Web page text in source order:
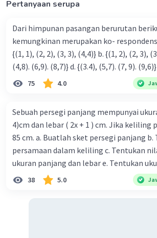
Pertanyaan serupa
Dari himpunan pasangan berurutan
kemungkinan merupakan ko- respondensi satu-satu? a.
{(1, 1), (2, 2), (3, 3), (4,4)} b. {(1, 2), (2, 3), (3, 4). (4,5)} c. {(2,7).
(4,8). (6,9). (8,7)} d. {(3.4), (5,7). (7, 9). (9,6)}
75 4.0
Sebuah persegi panjang mempunyai
4)cm dan lebar ( 2x + 1 ) cm. Jika keliling
85 cm. a. Buatlah sket persegi panjang b.
persamaan dalam keliling c. Tentukan
ukuran panjang dan lebar e. Tentukan
38 5.0